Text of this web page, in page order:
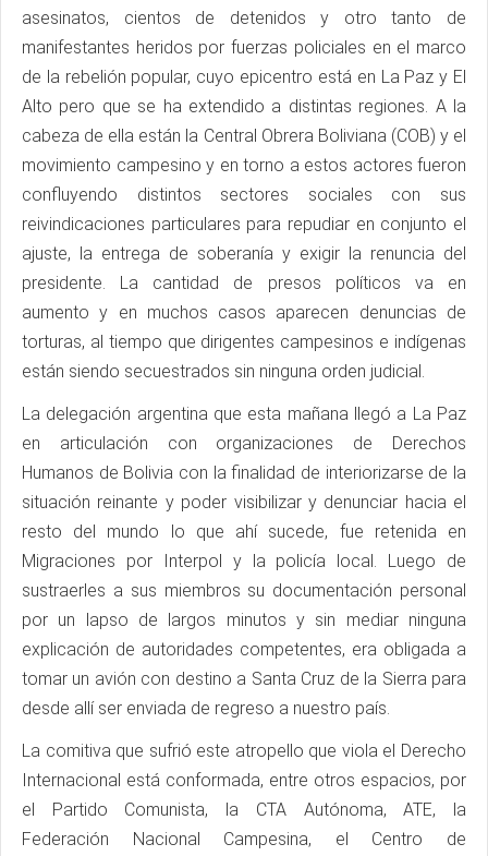
asesinatos, cientos de detenidos y otro tanto de
manifestantes heridos por fuerzas policiales en el marco
de la rebelión popular, cuyo epicentro está en La Paz y El
Alto pero que se ha extendido a distintas regiones. A la
cabeza de ella están la Central Obrera Boliviana (COB) y el
movimiento campesino y en torno a estos actores fueron
confluyendo distintos sectores sociales con sus
reivindicaciones particulares para repudiar en conjunto el
ajuste, la entrega de soberanía y exigir la renuncia del
presidente. La cantidad de presos políticos va en
aumento y en muchos casos aparecen denuncias de
torturas, al tiempo que dirigentes campesinos e indígenas
están siendo secuestrados sin ninguna orden judicial.
La delegación argentina que esta mañana llegó a La Paz
en articulación con organizaciones de Derechos
Humanos de Bolivia con la finalidad de interiorizarse de la
situación reinante y poder visibilizar y denunciar hacia el
resto del mundo lo que ahí sucede, fue retenida en
Migraciones por Interpol y la policía local. Luego de
sustraerles a sus miembros su documentación personal
por un lapso de largos minutos y sin mediar ninguna
explicación de autoridades competentes, era obligada a
tomar un avión con destino a Santa Cruz de la Sierra para
desde allí ser enviada de regreso a nuestro país.
La comitiva que sufrió este atropello que viola el Derecho
Internacional está conformada, entre otros espacios, por
el Partido Comunista, la CTA Autónoma, ATE, la
Federación Nacional Campesina, el Centro de